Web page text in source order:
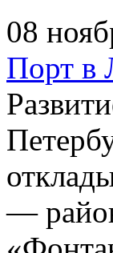
08
Порт в
—